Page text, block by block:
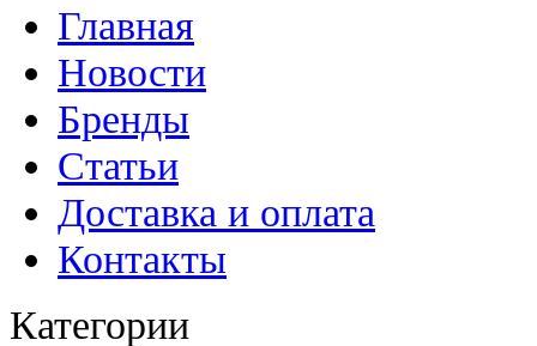
Главная
Новости
Бренды
Статьи
Доставка и оплата
Контакты
Категории